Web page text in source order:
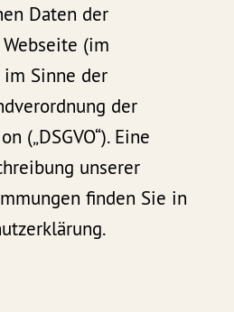
Daten der
(im
im Sinne der
der
(„DSGVO“). Eine
unserer
finden Sie in